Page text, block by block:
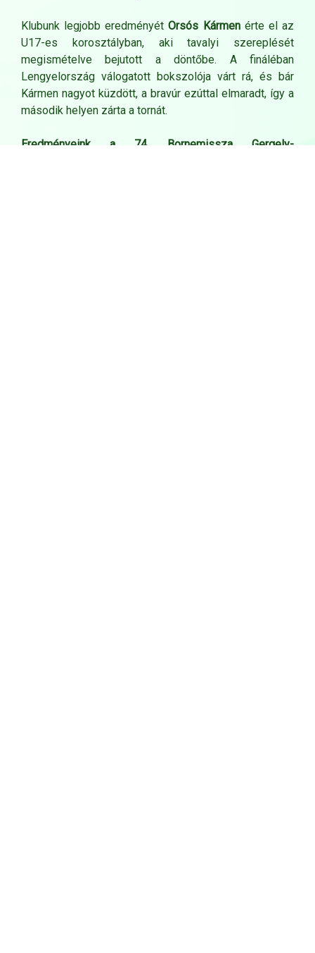
Klubunk legjobb eredményétOrsós Kármenérte el az
U17-es korosztályban, aki tavalyi szereplését
megismételve bejutott a döntőbe. A fináléban
Lengyelország válogatott bokszolója várt rá, és bár
Kármen nagyot küzdött, a bravúr ezúttal elmaradt, így a
második helyen zárta a tornát.
Eredményeink a 74. Bornemissza Gergely-